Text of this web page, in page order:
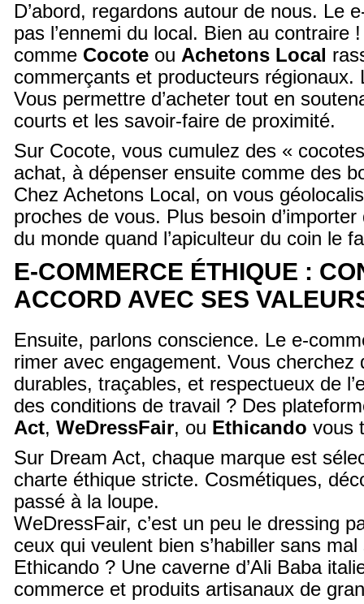
D’abord, regardons autour de nous. Le
pas l’ennemi du local. Bien au contraire
comme Cocote ou Achetons Local
commerçants et producteurs régionaux.
Vous permettre d’acheter tout en
courts et les savoir-faire de proximité.
Sur Cocote, vous cumulez des «
achat, à dépenser ensuite comme des
Chez Achetons Local, on vous
proches de vous. Plus besoin
du monde quand l’apiculteur du coin le
E-COMMERCE ÉTHIQUE :
ACCORD AVEC SES
Ensuite, parlons conscience. Le e-
rimer avec engagement. Vous cherchez
durables, traçables, et respectueux de
des conditions de travail ? Des
Act, WeDressFair, ou Ethicando vous
Sur Dream Act, chaque marque est
charte éthique stricte. Cosmétiques,
passé à la loupe.
WeDressFair, c’est un peu le dressing
ceux qui veulent bien s’habiller sans mal
Ethicando ? Une caverne d’Ali Baba
commerce et produits artisanaux de